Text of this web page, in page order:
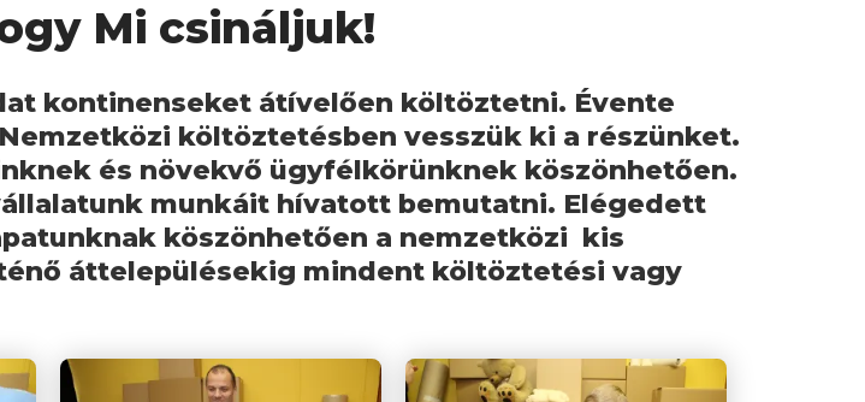
Mi csináljuk!
kontinenseket átívelően költöztetni. Évente
költöztetésben vesszük ki a részünket.
és növekvő ügyfélkörünknek köszönhetően.
munkáit hívatott bemutatni. Elégedett
köszönhetően a nemzetközi kis
áttelepülésekig mindent költöztetési vagy